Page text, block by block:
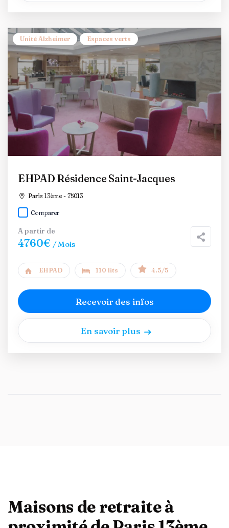
Unité Alzheimer Espaces verts
EHPAD Résidence Saint-Jacques
Paris 13ème - 75013
Comparer
A partir de
4760€ / Mois
EHPAD 110 lits 4.5/5
Recevoir des infos
En savoir plus
Maisons de retraite à